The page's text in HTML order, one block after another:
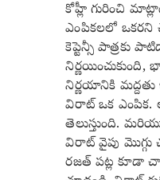
కోహ్లీ గురించి
ఎంపికలలో ఒకరని
కెప్టెన్సీ పాత్రకు
నిర్ణయానికి
విరాట్ ఒక ఎంపిక.
తెలుస్తుంది.
విరాట్ వైపు మొగ్గు
రజత్ పట్ల కూడా